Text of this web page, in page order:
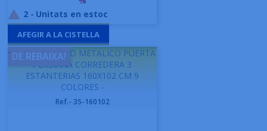
 2 - Unitats en estoc
AFEGIR A LA CISTELLA
-GAPSA ARMARIO METALICO PUERTA
PERSIANA CORREDERA 3
ESTANTERIAS 160X102 CM 9
COLORES -
Ref.- 35-160102
DE REBAIXA!